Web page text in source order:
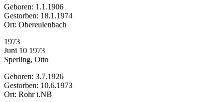
Geboren: 1.1.1906
Gestorben: 18.1.1974
Ort: Obereulenbach
1973
Juni 10 1973
Sperling, Otto
Geboren: 3.7.1926
Gestorben: 10.6.1973
Ort: Rohr i.NB